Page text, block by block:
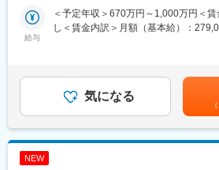
顧客から寄せられる装置の改善要望の
部門との連携、顧客や拠点への回答業
・顧客立ち合いによる装置出荷前の調
・拠点・営業・社内関係部門との連携
・顧客からの要望や課題の受付、進捗
給与
＜予定年収＞670万円～1,000万円＜
し＜賃金内訳＞月額（基本給）：
す。■給与詳細は経験・能力を踏まえ
■昇給：年１回■賞与：年２回■各種手
当■退職金制度：確定拠出年金制度あ
額であり、選考を通じて上下する可能
固定手当を含めた表記です。
気になる
NEW